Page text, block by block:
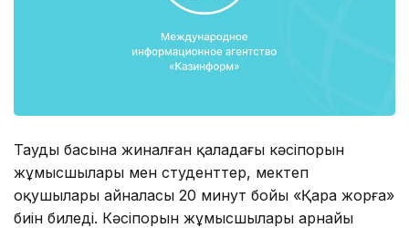
Таудың басына жиналған қаладағы кәсіпорын
жұмысшылары мен студенттер, мектеп
оқушылары айналасы 20 минут бойы «Қара жорға»
биін биледі. Кәсіпорын жұмысшылары арнайы